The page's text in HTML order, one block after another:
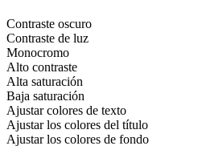
Contraste oscuro
Contraste de luz
Monocromo
Alto contraste
Alta saturación
Baja saturación
Ajustar colores de texto
Ajustar los colores del título
Ajustar los colores de fondo